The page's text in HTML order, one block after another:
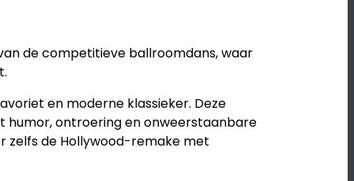
de competitieve ballroomdans, waar
en moderne klassieker. Deze
ontroering en onweerstaanbare
zelfs de Hollywood-remake met